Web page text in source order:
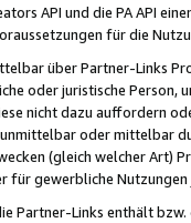
API und die PA API
für die
über Partner-Links
oder juristische
nicht dazu auffordern
oder mittelbar
(gleich welcher Art)
für gewerbliche
Partner-Links enthält